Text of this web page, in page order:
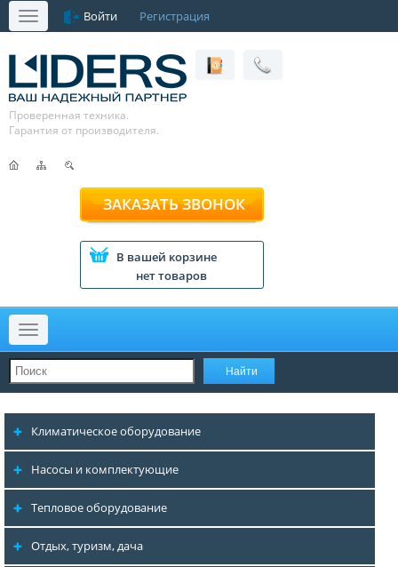
Меню Войти Регистрация
Проверенная техника.
Гарантия от производителя.
ЗАКАЗАТЬ ЗВОНОК
В вашей корзине
нет товаров
Меню
Климатическое оборудование
Насосы и комплектующие
Тепловое оборудование
Отдых, туризм, дача